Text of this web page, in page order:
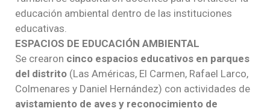
educación ambiental dentro de las instituciones
educativas.
ESPACIOS DE EDUCACIÓN AMBIENTAL
Se crearon cinco espacios educativos en parques
del distrito (Las Américas, El Carmen, Rafael Larco,
Colmenares y Daniel Hernández) con actividades de
avistamiento de aves y reconocimiento de